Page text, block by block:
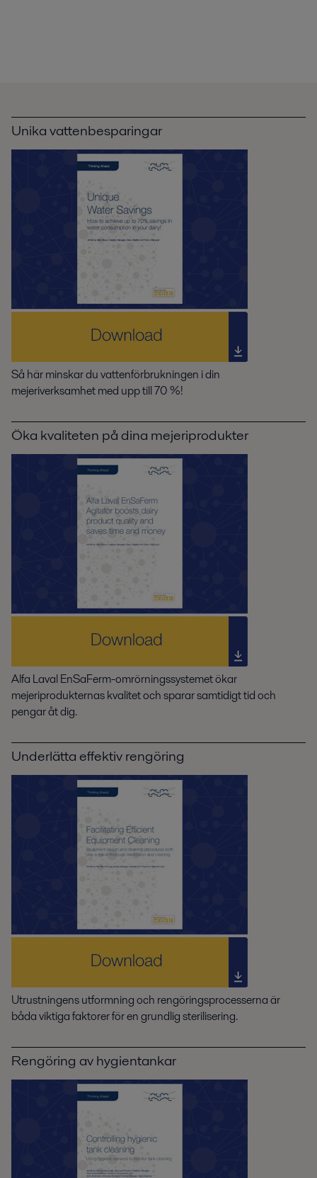
Unika vattenbesparingar
Så här minskar du vattenförbrukningen i din
mejeriverksamhet med upp till 70 %!
Öka kvaliteten på dina mejeriprodukter
Alfa Laval EnSaFerm-omrörningssystemet ökar
mejeriprodukternas kvalitet och sparar samtidigt tid och
pengar åt dig.
Underlätta effektiv rengöring
Utrustningens utformning och rengöringsprocesserna är
båda viktiga faktorer för en grundlig sterilisering.
Rengöring av hygientankar